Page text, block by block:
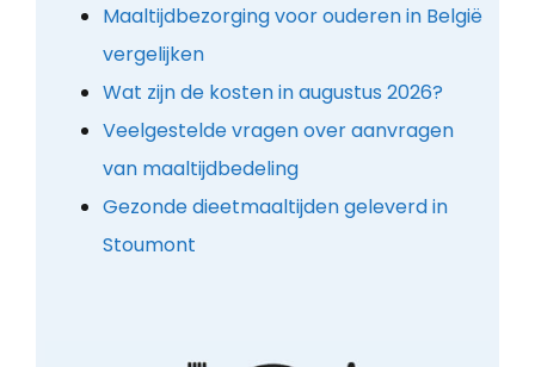
Maaltijdbezorging voor ouderen in België
vergelijken
Wat zijn de kosten in augustus 2026?
Veelgestelde vragen over aanvragen
van maaltijdbedeling
Gezonde dieetmaaltijden geleverd in
Stoumont